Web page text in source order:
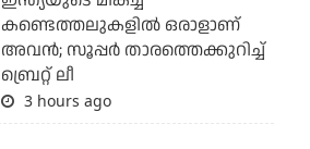
കണ്ടെത്തലുകളില്‍ ഒരാളാണ്
അവന്‍; സൂപ്പര്‍ താരത്തെക്കുറിച്ച്
ബ്രെറ്റ് ലീ
3 hours ago